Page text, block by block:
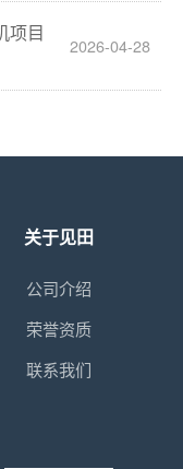
项目
2026-04-28
关于见田
公司介绍
荣誉资质
联系我们